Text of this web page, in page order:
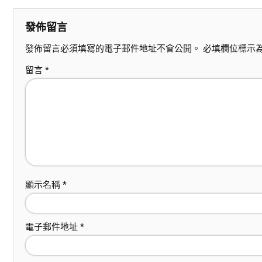
發佈留言
發佈留言必須填寫的電子郵件地址不會公開。 必填欄位標示
留言 *
顯示名稱 *
電子郵件地址 *